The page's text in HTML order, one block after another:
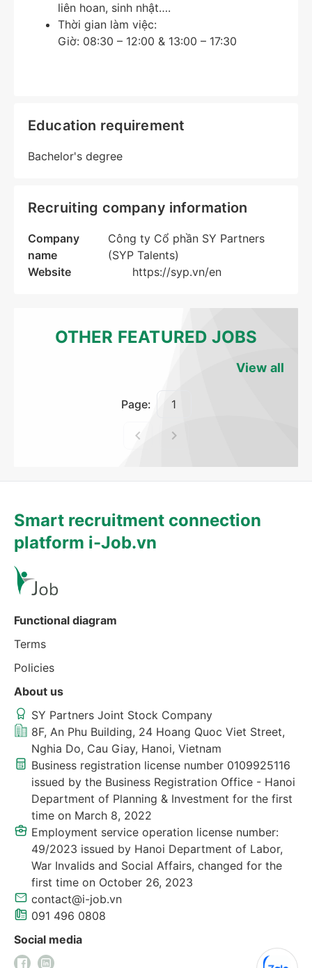
liên hoan, sinh nhật….
Thời gian làm việc:
Giờ: 08:30 – 12:00 & 13:00 – 17:30
Education requirement
Bachelor's degree
Recruiting company information
Company
name
Công ty Cổ phần SY Partners
(SYP Talents)
Website
https://syp.vn/en
OTHER FEATURED JOBS
View all
Page:
Smart recruitment connection
platform i-Job.vn
About us
SY Partners Joint Stock Company
8F, An Phu Building, 24 Hoang Quoc Viet Street,
Nghia Do, Cau Giay, Hanoi, Vietnam
Business registration license number 0109925116
issued by the Business Registration Office - Hanoi
Department of Planning & Investment for the first
time on March 8, 2022
Employment service operation license number:
49/2023 issued by Hanoi Department of Labor,
War Invalids and Social Affairs, changed for the
first time on October 26, 2023
contact@i-job.vn
091 496 0808
Functional diagram
Terms
Policies
Social media